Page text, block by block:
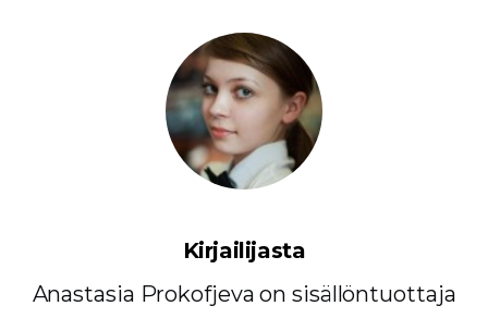
Kirjailijasta
Anastasia Prokofjeva on sisällöntuottaja